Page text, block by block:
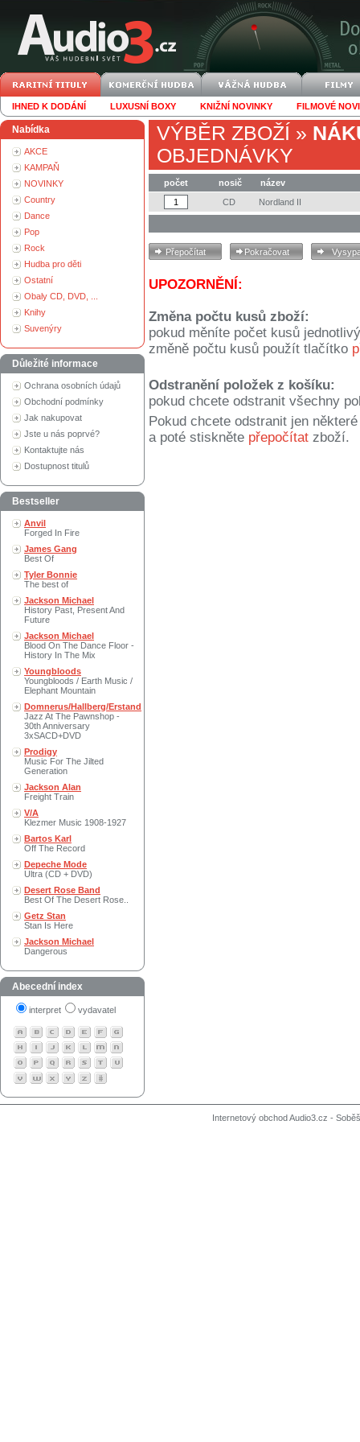
IHNED K DODÁNÍ LUXUSNÍ BOXY KNIŽNÍ NOVINKY FILMOVÉ
Nabídka
AKCE
KAMPAŇ
NOVINKY
Country
Dance
Pop
Rock
Hudba pro děti
Ostatní
Obaly CD, DVD, ...
Knihy
Suvenýry
Důležité informace
Ochrana osobních údajů
Obchodní podmínky
Jak nakupovat
Jste u nás poprvé?
Kontaktujte nás
Dostupnost titulů
Bestseller
Anvil
Forged In Fire
James Gang
Best Of
Tyler Bonnie
The best of
Jackson Michael
History Past, Present And
Future
Jackson Michael
Blood On The Dance Floor -
History In The Mix
Youngbloods
Youngbloods / Earth Music /
Elephant Mountain
Domnerus/Hallberg/Erstand
Jazz At The Pawnshop -
30th Anniversary
3xSACD+DVD
Prodigy
Music For The Jilted
Generation
Jackson Alan
Freight Train
V/A
Klezmer Music 1908-1927
Bartos Karl
Off The Record
Depeche Mode
Ultra (CD + DVD)
Desert Rose Band
Best Of The Desert Rose..
Getz Stan
Stan Is Here
Jackson Michael
Dangerous
Abecední index
interpret vydavatel
VÝBĚR ZBOŽÍ »
OBJEDNÁVKY
počet nosič
název
CD
Nordland II
UPOZORNĚNÍ:
Změna počtu kusů zboží:
pokud měníte počet kusů
změně počtu kusů použít tlačítko
Odstranění položek z košíku:
pokud chcete odstranit všechny
Pokud chcete odstranit jen
a poté stiskněte přepočítat zboží.
Internetový obchod Audio3.cz -